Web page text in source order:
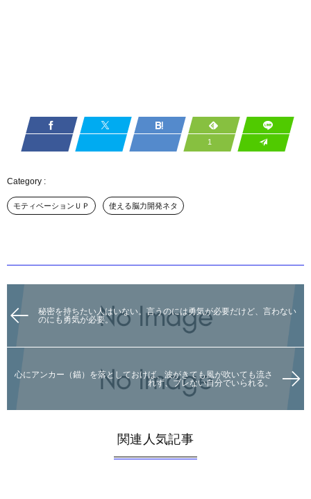
1
モティベーションＵＰ 使える脳力開発ネタ
秘密を持ちたい人はいない。言うのには勇気が必要だけど、言わない
のにも勇気が必要。
心にアンカー（錨）を落としておけば、波がきても風が吹いても流さ
れず、ブレない自分でいられる。
関連人気記事